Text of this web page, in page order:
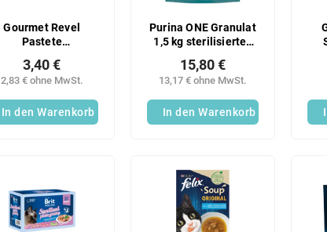
Gourmet Revel
Pastete
2,83 € ohne MwSt.
3,40 €
In den Warenkorb
Purina ONE Granulat
1,5 kg sterilisiertes
13,17 € ohne MwSt.
15,80 €
In den Warenkorb